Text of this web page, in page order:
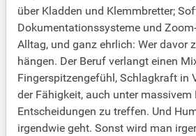
über Kladden und Klemmbretter;
Dokumentationssysteme und
Alltag, und ganz ehrlich: Wer davor
hängen. Der Beruf verlangt einen
Fingerspitzengefühl, Schlagkraft in
der Fähigkeit, auch unter
Entscheidungen zu treffen. Und
irgendwie geht. Sonst wird man